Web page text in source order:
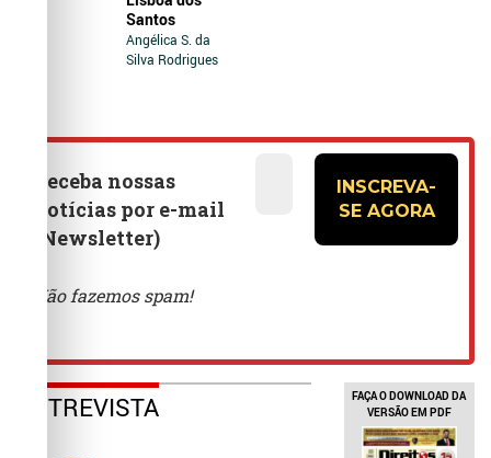
Santos
Angélica S. da
Silva Rodrigues
ENTREVISTA
FAÇA O DOWNLOAD DA
VERSÃO EM PDF